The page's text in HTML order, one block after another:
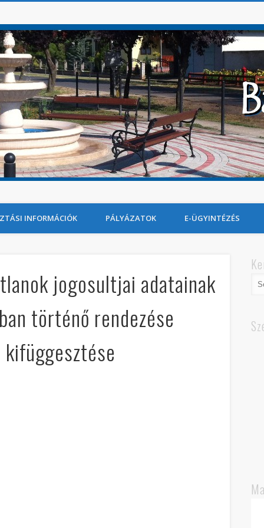
INFORMÁCIÓK PÁLYÁZATOK E-ÜGYINTÉZÉS
jogosultjai adatainak
történő rendezése